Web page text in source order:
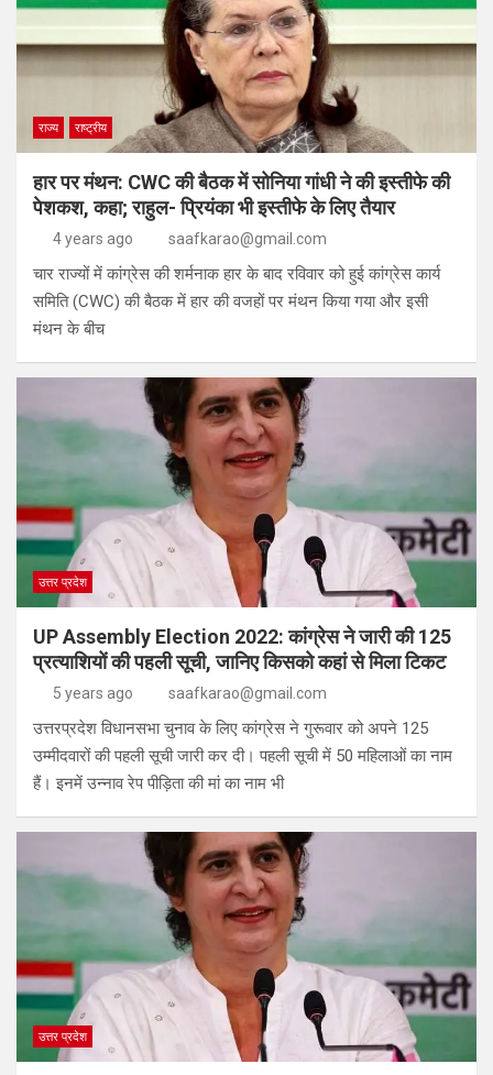
राज्य राष्ट्रीय
हार पर मंथन: CWC की बैठक में सोनिया गांधी ने की इस्तीफे की
पेशकश, कहा; राहुल- प्रियंका भी इस्तीफे के लिए तैयार
4 years ago saafkarao@gmail.com
चार राज्यों में कांग्रेस की शर्मनाक हार के बाद रविवार को हुई कांग्रेस कार्य
समिति (CWC) की बैठक में हार की वजहों पर मंथन किया गया और इसी
मंथन के बीच
उत्तर प्रदेश
UP Assembly Election 2022: कांग्रेस ने जारी की 125
प्रत्याशियों की पहली सूची, जानिए किसको कहां से मिला टिकट
5 years ago saafkarao@gmail.com
उत्तरप्रदेश विधानसभा चुनाव के लिए कांग्रेस ने गुरूवार को अपने 125
उम्मीदवारों की पहली सूची जारी कर दी। पहली सूची में 50 महिलाओं का नाम
हैं। इनमें उन्नाव रेप पीड़िता की मां का नाम भी
उत्तर प्रदेश